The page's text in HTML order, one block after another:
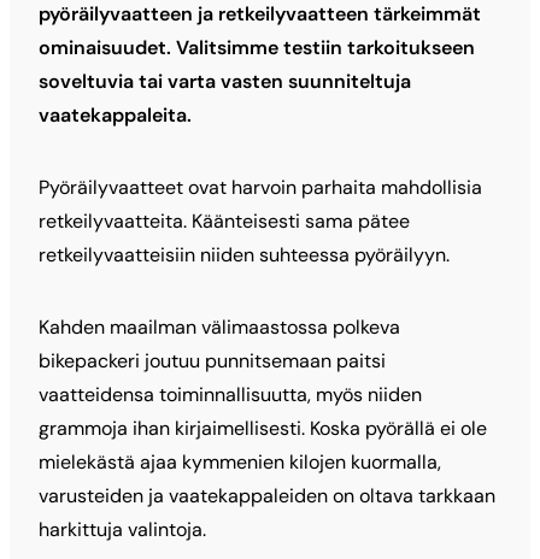
pyöräilyvaatteen ja retkeilyvaatteen tärkeimmät
ominaisuudet. Valitsimme testiin tarkoitukseen
soveltuvia tai varta vasten suunniteltuja
vaatekappaleita.
Pyöräilyvaatteet ovat harvoin parhaita mahdollisia
retkeilyvaatteita. Käänteisesti sama pätee
retkeilyvaatteisiin niiden suhteessa pyöräilyyn.
Kahden maailman välimaastossa polkeva
bikepackeri joutuu punnitsemaan paitsi
vaatteidensa toiminnallisuutta, myös niiden
grammoja ihan kirjaimellisesti. Koska pyörällä ei ole
mielekästä ajaa kymmenien kilojen kuormalla,
varusteiden ja vaatekappaleiden on oltava tarkkaan
harkittuja valintoja.